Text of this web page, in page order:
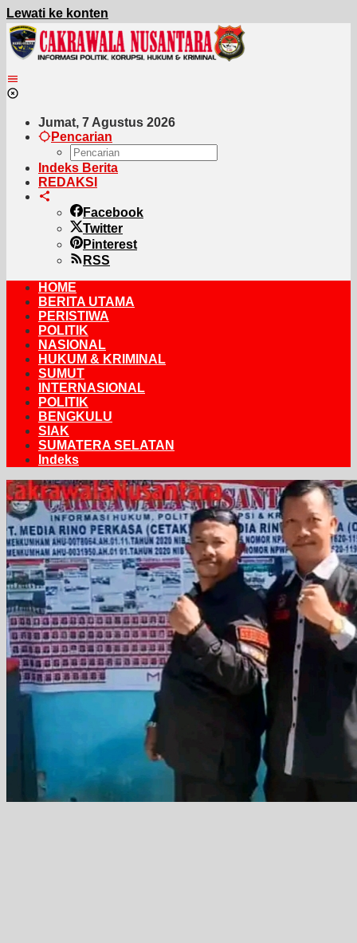
Lewati ke konten
Jumat, 7 Agustus 2026
Pencarian
Indeks Berita
REDAKSI
Facebook
Twitter
Pinterest
RSS
HOME
BERITA UTAMA
PERISTIWA
POLITIK
NASIONAL
HUKUM & KRIMINAL
SUMUT
INTERNASIONAL
POLITIK
BENGKULU
SIAK
SUMATERA SELATAN
Indeks